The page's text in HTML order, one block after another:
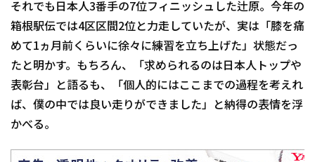
それでも日本人3番手の7位フィニッシュした辻原。今年の
箱根駅伝では4区区間2位と力走していたが、実は「膝を痛
めて1ヵ月前くらいに徐々に練習を立ち上げた」状態だっ
たと明かす。もちろん、「求められるのは日本人トップや
表彰台」と語るも、「個人的にはここまでの過程を考えれ
ば、僕の中では良い走りができました」と納得の表情を浮
かべる。